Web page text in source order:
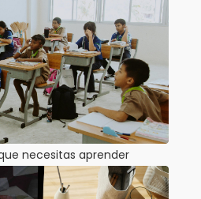
necesitas aprender